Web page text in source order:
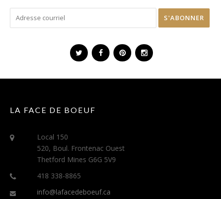
LA FACE DE BOEUF
Local 150
520, Boul. Frontenac Ouest
Thetford Mines G6G 5V9
418 338-8865
info@lafacedeboeuf.ca